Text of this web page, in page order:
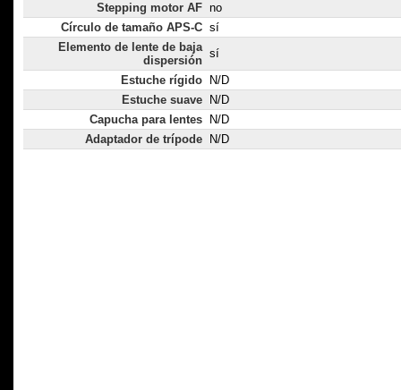
Stepping motor AF no
Círculo de tamaño APS-C sí
Elemento de lente de baja
dispersión
sí
Estuche rígido
N/D
Estuche suave
N/D
Capucha para lentes
N/D
Adaptador de trípode
N/D